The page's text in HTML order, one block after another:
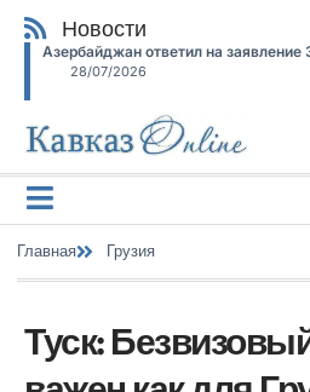
Новости
Азербайджан ответил на
28/07/2026
Главная Грузия
Туск: